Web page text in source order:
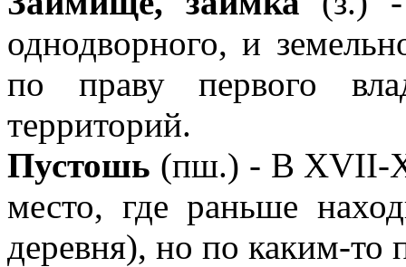
однодворного, и
по праву первого
территорий.
Пустошь (пш.) - В XVII-
место, где раньше
деревня), но по каким-то